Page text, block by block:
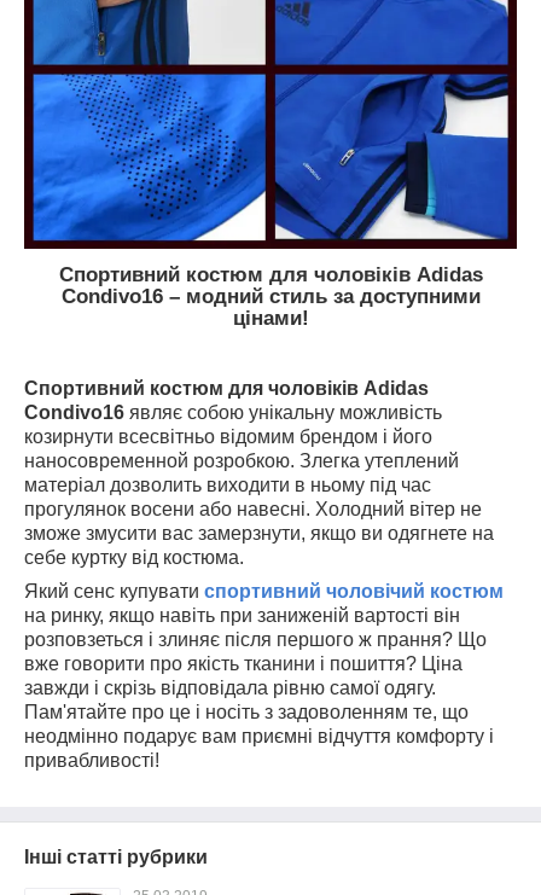
Спортивний костюм для чоловіків Adidas
Condivo16 – модний стиль за доступними
цінами!
Спортивний костюм для чоловіків Adidas
Condivo16 являє собою унікальну можливість
козирнути всесвітньо відомим брендом і його
наносовременной розробкою. Злегка утеплений
матеріал дозволить виходити в ньому під час
прогулянок восени або навесні. Холодний вітер не
зможе змусити вас замерзнути, якщо ви одягнете на
себе куртку від костюма.
Який сенс купувати спортивний чоловічий костюм
на ринку, якщо навіть при заниженій вартості він
розповзеться і злиняє після першого ж прання? Що
вже говорити про якість тканини і пошиття? Ціна
завжди і скрізь відповідала рівню самої одягу.
Пам'ятайте про це і носіть з задоволенням те, що
неодмінно подарує вам приємні відчуття комфорту і
привабливості!
Інші статті рубрики